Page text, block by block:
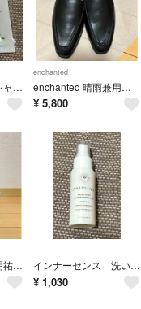
KAMIKA クリームシャンプー サンプル
enchanted
enchanted 晴雨兼用バブーシュローファー
¥ 5,800
The Bagmati 【五明祐子さんコラボ】 レザータッセル付きかご バッグ インナーセンス 洗い流さないヘアオイル
¥ 1,030